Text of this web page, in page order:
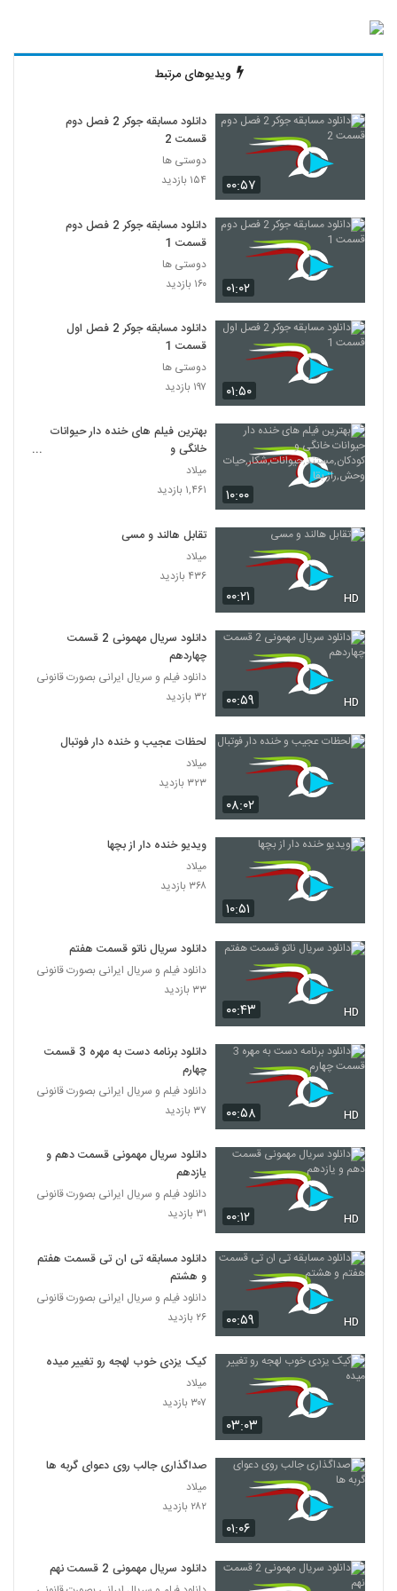
ویدیوهای مرتبط
۰۰:۵۷
دانلود مسابقه جوکر 2 فصل دوم
قسمت 2
دوستی ها
۱۵۴ بازدید
۰۱:۰۲
دانلود مسابقه جوکر 2 فصل دوم
قسمت 1
دوستی ها
۱۶۰ بازدید
۰۱:۵۰
دانلود مسابقه جوکر 2 فصل اول
قسمت 1
دوستی ها
۱۹۷ بازدید
۱۰:۰۰
بهترین فیلم های خنده دار حیوانات
خانگی و
کودکان,مستند,حیوانات,شکار,حیات
وحش,راز بقا
میلاد
۱,۴۶۱ بازدید
۰۰:۲۱ HD
تقابل هالند و مسی
میلاد
۴۳۶ بازدید
۰۰:۵۹ HD
دانلود سریال مهمونی 2 قسمت
چهاردهم
دانلود فیلم و سریال ایرانی بصورت قانونی
۳۲ بازدید
۰۸:۰۲
لحظات عجیب و خنده دار فوتبال
میلاد
۳۲۳ بازدید
۱۰:۵۱
ویدیو خنده دار از بچها
میلاد
۳۶۸ بازدید
۰۰:۴۳ HD
دانلود سریال ناتو قسمت هفتم
دانلود فیلم و سریال ایرانی بصورت قانونی
۳۳ بازدید
۰۰:۵۸ HD
دانلود برنامه دست به مهره 3 قسمت
چهارم
دانلود فیلم و سریال ایرانی بصورت قانونی
۳۷ بازدید
۰۰:۱۲ HD
دانلود سریال مهمونی قسمت دهم و
یازدهم
دانلود فیلم و سریال ایرانی بصورت قانونی
۳۱ بازدید
۰۰:۵۹ HD
دانلود مسابقه تی ان تی قسمت هفتم
و هشتم
دانلود فیلم و سریال ایرانی بصورت قانونی
۲۶ بازدید
۰۳:۰۳
کیک یزدی خوب لهجه رو تغییر میده
میلاد
۳۰۷ بازدید
۰۱:۰۶
صداگذاری جالب روی دعوای گربه ها
میلاد
۲۸۲ بازدید
دانلود سریال مهمونی 2 قسمت نهم